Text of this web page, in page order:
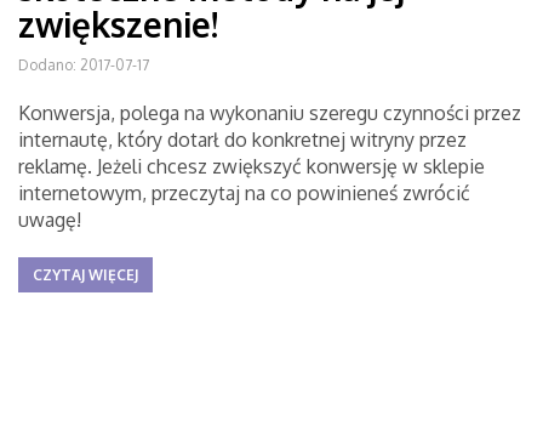
zwiększenie!
Dodano: 2017-07-17
Konwersja, polega na wykonaniu szeregu czynności przez
internautę, który dotarł do konkretnej witryny przez
reklamę. Jeżeli chcesz zwiększyć konwersję w sklepie
internetowym, przeczytaj na co powinieneś zwrócić
uwagę!
CZYTAJ WIĘCEJ